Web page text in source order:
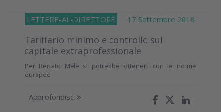
LETTERE-AL-DIRETTORE 17 Settembre 2018
Tariffario minimo e controllo sul
capitale extraprofessionale
Per Renato Mele si potrebbe ottenerli con le norme
europee
Approfondisci